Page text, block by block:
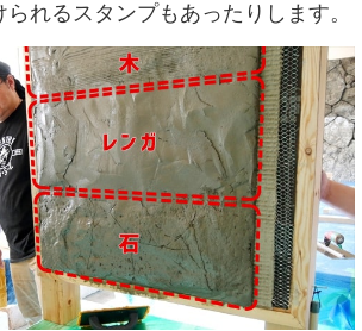
られるスタンプもあったりします。